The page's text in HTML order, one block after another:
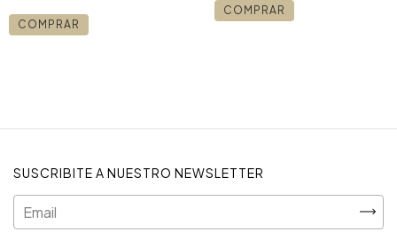
COMPRAR
COMPRAR
SUSCRIBITE A NUESTRO NEWSLETTER